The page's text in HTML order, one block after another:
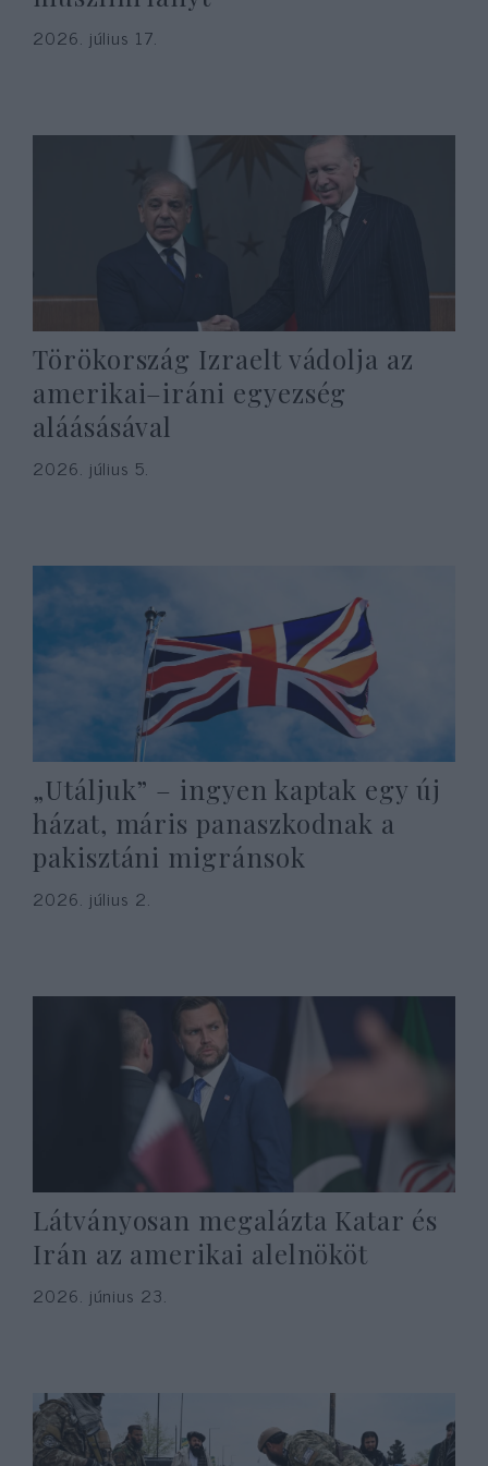
2026. július 17.
Törökország Izraelt vádolja az
amerikai–iráni egyezség
aláásásával
2026. július 5.
„Utáljuk” – ingyen kaptak egy új
házat, máris panaszkodnak a
pakisztáni migránsok
2026. július 2.
Látványosan megalázta Katar és
Irán az amerikai alelnököt
2026. június 23.